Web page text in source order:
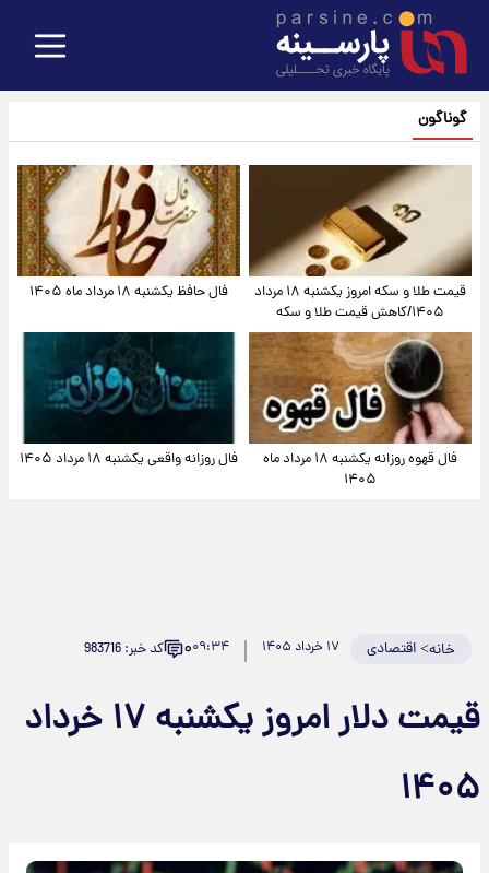
گوناگون
قیمت طلا و سکه امروز یکشنبه ۱۸ مرداد
۱۴۰۵/کاهش قیمت طلا و سکه
فال حافظ یکشنبه ۱۸ مرداد ماه ۱۴۰۵
فال قهوه روزانه یکشنبه ۱۸ مرداد ماه
۱۴۰۵
فال روزانه واقعی یکشنبه ۱۸ مرداد ۱۴۰۵
خانه>اقتصادی ۱۷ خرداد ۱۴۰۵ ۰۹:۳۴۰ کد خبر: 983716
قیمت دلار امروز یکشنبه ۱۷ خرداد
۱۴۰۵